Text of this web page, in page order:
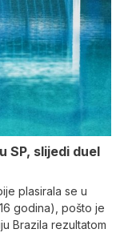
SP, slijedi duel
plasirala se u
godina), pošto je
Brazila rezultatom